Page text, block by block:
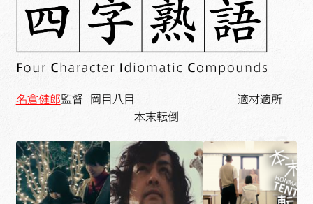
名倉健郎監督 岡目八目 適材適所
本末転倒